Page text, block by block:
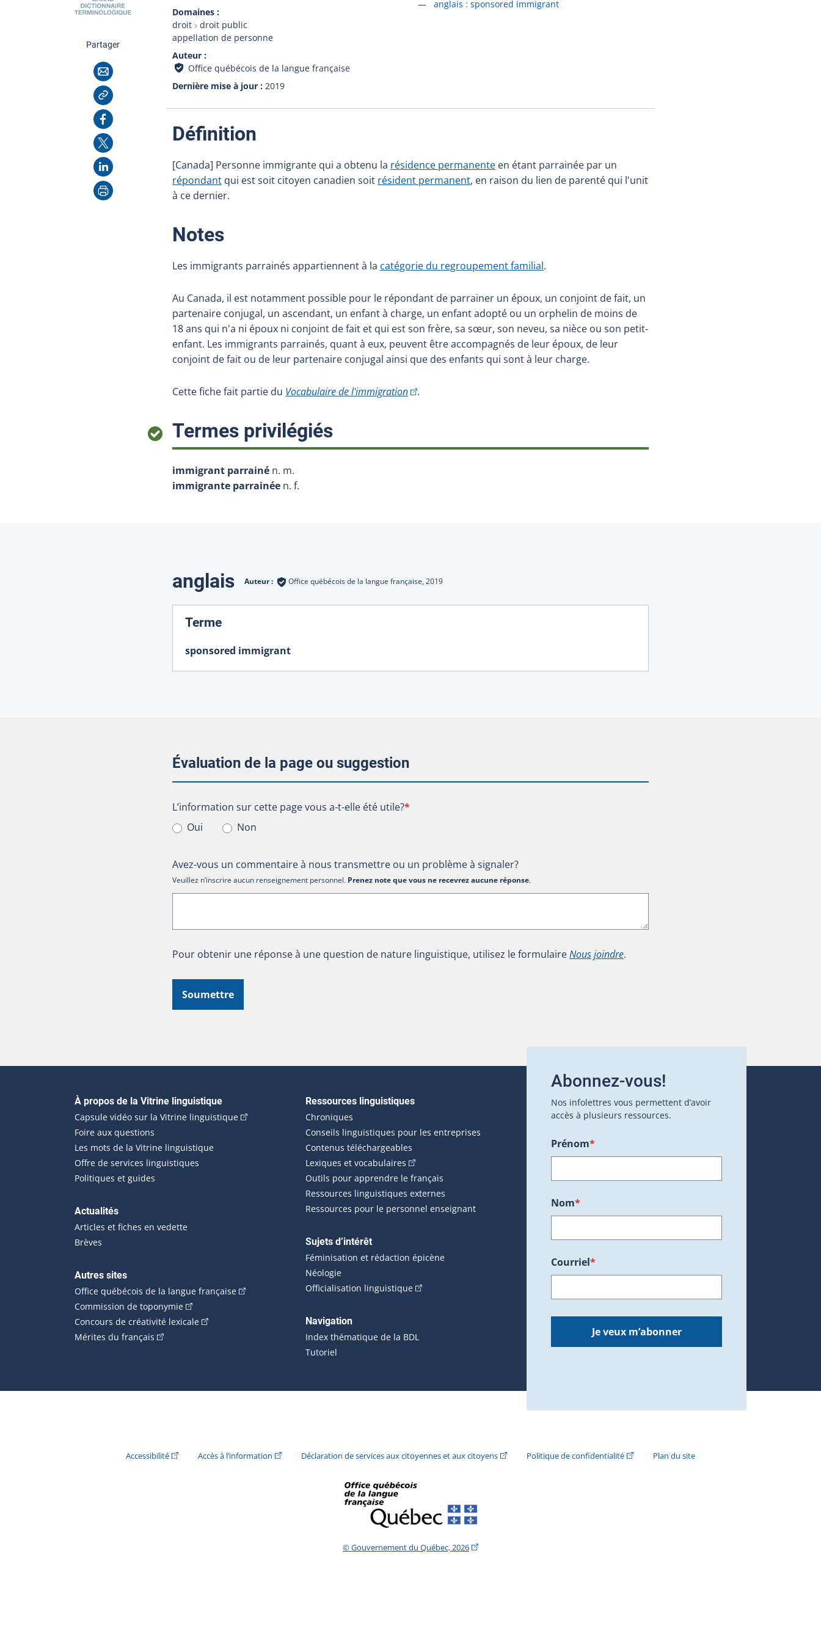
Domaines
droit
droit public
appellation de personne
Auteur
Office québécois de la langue française
Dernière mise à jour
2019
Accéder à la fiche en
anglais : sponsored immigrant
Partagercette page
Courriel
Copier l'adresse
Facebook
X
LinkedIn
Imprimer
Définition
[Canada] Personne immigrante qui a obtenu la résidence permanente en étant parrainée par un
répondant qui est soit citoyen canadien soit résident permanent, en raison du lien de parenté qui l'unit
à ce dernier.
Notes:
Les immigrants parrainés appartiennent à la catégorie du regroupement familial.
Au Canada, il est notamment possible pour le répondant de parrainer un époux, un conjoint de fait, un
partenaire conjugal, un ascendant, un enfant à charge, un enfant adopté ou un orphelin de moins de
18 ans qui n'a ni époux ni conjoint de fait et qui est son frère, sa sœur, son neveu, sa nièce ou son petit-
enfant. Les immigrants parrainés, quant à eux, peuvent être accompagnés de leur époux, de leur
conjoint de fait ou de leur partenaire conjugal ainsi que des enfants qui sont à leur charge.
Cette fiche fait partie du Vocabulaire de l'immigration(Cet hyperlien externe s'ouvrira dans une nouvelle fenêtre.)
.
Termes privilégiés:
immigrant parrainé n. m.
immigrante parrainée n. f.
Traductions
anglais Auteur : Office québécois de la langue française, 2019
Terme:
sponsored immigrant
Évaluation de la page ou suggestion
L’information sur cette page vous a-t-elle été utile?
L’information sur cette page vous a-t-elle été utile?*
Oui
Non
Avez-vous un commentaire à nous transmettre ou un problème à signaler?
Veuillez n’inscrire aucun renseignement personnel. Prenez note que vous ne recevrez aucune réponse.
Pour obtenir une réponse à une question de nature linguistique, utilisez le formulaireNous joindre.
Soumettre
Navigation principale
À propos de la Vitrine linguistique
Capsule vidéo sur la Vitrine linguistique(Cet hyperlien externe s'ouvrira dans une nouvelle fenêtre.)
Foire aux questions
Les mots de la Vitrine linguistique
Offre de services linguistiques
Politiques et guides
Actualités
Articles et fiches en vedette
Brèves
Autres sites
Office québécois de la langue française(Cet hyperlien externe s'ouvrira dans une nouvelle fenêtre.)
Commission de toponymie(Cet hyperlien externe s'ouvrira dans une nouvelle fenêtre.)
Concours de créativité lexicale(Cet hyperlien externe s'ouvrira dans une nouvelle fenêtre.)
Mérites du français (Cet hyperlien externe s'ouvrira dans une nouvelle fenêtre.)
Ressources linguistiques
Chroniques
Conseils linguistiques pour les entreprises
Contenus téléchargeables
Lexiques et vocabulaires (Cet hyperlien externe s'ouvrira dans une nouvelle fenêtre.)
Outils pour apprendre le français
Ressources linguistiques externes
Ressources pour le personnel enseignant
Sujets d’intérêt
Féminisation et rédaction épicène
Néologie
Officialisation linguistique(Cet hyperlien externe s'ouvrira dans une nouvelle fenêtre.)
Navigation
Index thématique de la BDL
Tutoriel
Abonnez-vous!
Nos infolettres vous permettent d’avoir
accès à plusieurs ressources.
Prénom*
Nom*
Courriel*
Je veux m’abonner
Accessibilité(Cet hyperlien externe s'ouvrira dans une nouvelle fenêtre.)
Accès à l’information (Cet hyperlien externe s'ouvrira dans une nouvelle fenêtre.)
Déclaration de services aux citoyennes et aux citoyens(Cet hyperlien externe s'ouvrira dans une nouvelle fenêtre.)
Politique de confidentialité(Cet hyperlien externe s'ouvrira dans une nouvelle
Plan du site
© Gouvernement du Québec, 2026(Cet hyperlien externe s'ouvrira dans une nouvelle fenêtre.)